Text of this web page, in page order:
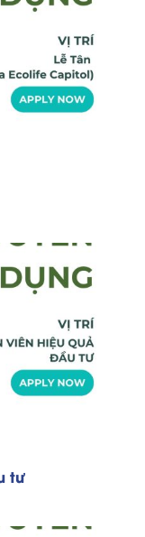
tư